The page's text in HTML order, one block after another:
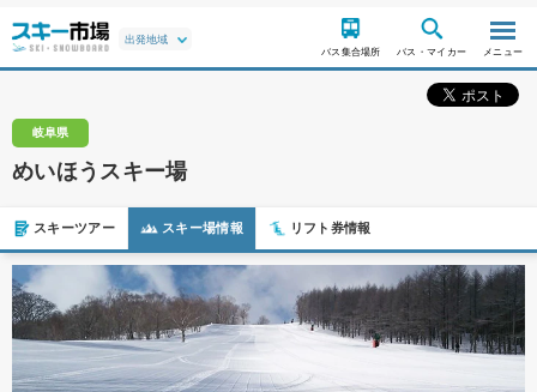
バス集合場所 バス・マイカー メニュー
岐阜県
めいほうスキー場
スキーツアー スキー場情報 リフト券情報